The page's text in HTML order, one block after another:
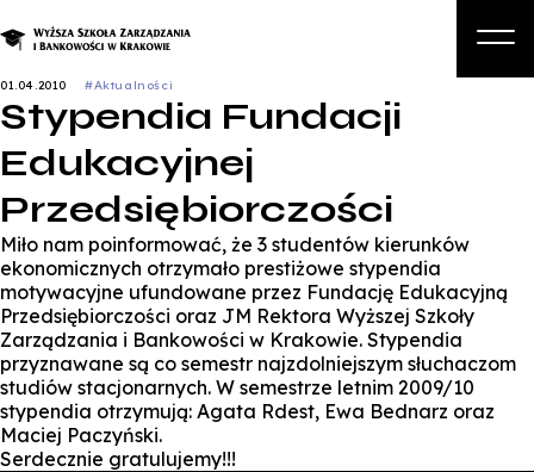
Studia podyplomowe i kursy
Student
Biznes
Zapisz się na studia
01.04.2010 #Aktualności
Stypendia Fundacji
Edukacyjnej
Przedsiębiorczości
Miło nam poinformować, że 3 studentów kierunków
ekonomicznych otrzymało prestiżowe stypendia
motywacyjne ufundowane przez Fundację Edukacyjną
Przedsiębiorczości oraz JM Rektora Wyższej Szkoły
Zarządzania i Bankowości w Krakowie. Stypendia
przyznawane są co semestr najzdolniejszym słuchaczom
studiów stacjonarnych. W semestrze letnim 2009/10
stypendia otrzymują: Agata Rdest, Ewa Bednarz oraz
Maciej Paczyński.
Serdecznie gratulujemy!!!